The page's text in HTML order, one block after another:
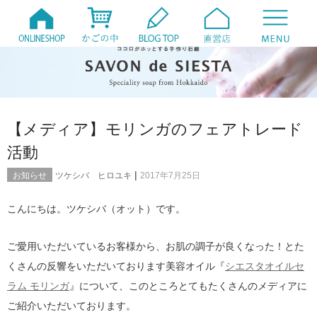
【メディア】モリンガのフェアトレード
活動
お知らせ ツケシバ ヒロユキ | 2017年7月25日
こんにちは。ツケシバ（オット）です。
ご愛用いただいているお客様から、お肌の調子が良くなった！とた
くさんの反響をいただいております美容オイル『シエスタオイルセ
ラム モリンガ』について、このところとてもたくさんのメディアに
ご紹介いただいております。